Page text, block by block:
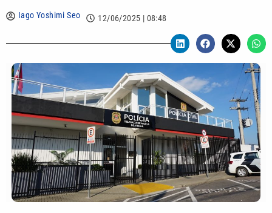
Iago Yoshimi Seo 12/06/2025 | 08:48